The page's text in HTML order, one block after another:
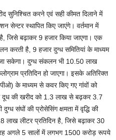
सुनिश्चित करने एवं सही कीमत दिलाने में
सेन्टर स्थापित किए जाएंगे। वर्तमान में
जिसे बढ़ाकर 9 हजार किया जाएगा। एक
करती है, 9 हजार दुग्ध समितियां के माध्यम
सकेगा। दुग्ध संकलन भी 10.50 लाख
प्रतिदिन हो जाएगा। इसके अतिरिक्त
के माध्यम से कवर किए गए गांवों को
दूध की खरीद को 1.3 लाख से बढ़कर 3.7
संघों की प्रोसेसिंग क्षमता में वृद्धि की
लाख लीटर प्रतिदिन है, जिसे बढ़ाकर 30
अगले 5 सालों में लगभग 1500 करोड़ रूपये